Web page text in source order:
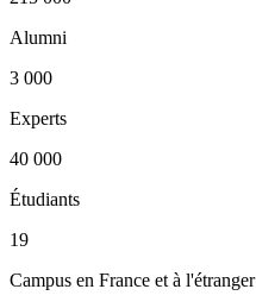
Alumni
3 000
Experts
40 000
Étudiants
19
Campus en France et à l'étranger